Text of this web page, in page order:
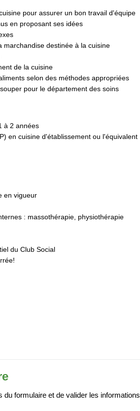
pour assurer un bon travail d'équipe
en proposant ses idées
marchandise destinée à la cuisine
de la cuisine
selon des méthodes appropriées
pour le département des soins
à 2 années
en cuisine d'établissement ou l'équivalent
en vigueur
: massothérapie, physiothérapie
du Club Social
formulaire et de valider les informations